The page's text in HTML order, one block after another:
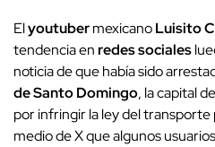
ElyoutubermexicanoLuisito
tendencia enredes sociales
noticia de que había sido
de Santo Domingo, la capital de
por infringir la ley del transporte
medio de X que algunos